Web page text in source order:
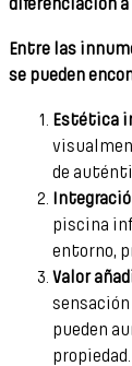
Entre las
se pueden
Estética
de
piscina
entorno,
Valor
pueden
propiedad.